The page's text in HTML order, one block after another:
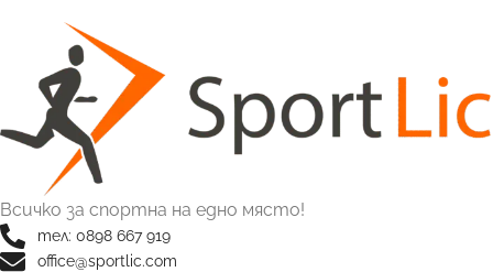
Всичко за спортна на едно място!
тел: 0898 667 919
office@sportlic.com